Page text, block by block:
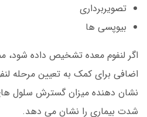
تصویربرداری
بیوپسی ها
اگر لنفوم معده تشخیص داده
اضافی برای کمک به تعیین مرحله
نشان دهنده میزان گسترش سلول
شدت بیماری را نشان می دهد.